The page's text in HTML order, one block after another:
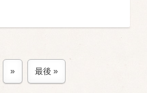
» 最後 »